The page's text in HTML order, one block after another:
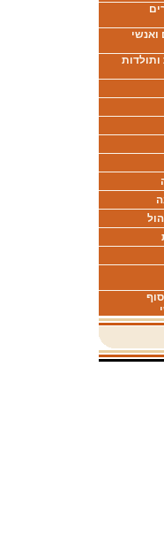
ואנשי
ותולדות